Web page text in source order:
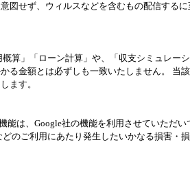
図せず、ウィルスなどを含むもの配信する
算」「ローン計算」や、「収支シミュレー
る金額とは必ずしも一致いたしません。 当
ます。
は、Google社の機能を利用させていただ
のご利用にあたり発生したいかなる損害・